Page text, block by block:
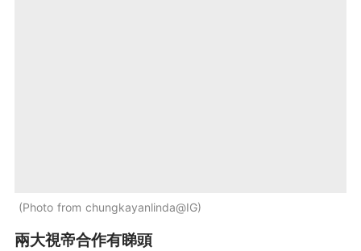
Photo from chungkayanlinda@IG
兩大視帝合作有睇頭